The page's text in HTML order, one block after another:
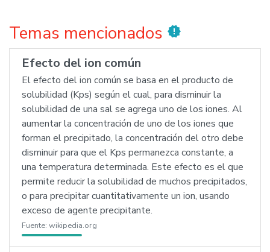
Temas mencionados new_releases
Efecto del ion común
El efecto del ion común se basa en el producto de
solubilidad (Kps) según el cual, para disminuir la
solubilidad de una sal se agrega uno de los iones. Al
aumentar la concentración de uno de los iones que
forman el precipitado, la concentración del otro debe
disminuir para que el Kps permanezca constante, a
una temperatura determinada. Este efecto es el que
permite reducir la solubilidad de muchos precipitados,
o para precipitar cuantitativamente un ion, usando
exceso de agente precipitante.
Fuente: wikipedia.org